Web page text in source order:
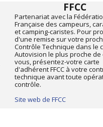
FFCC
Partenariat avec la
Française des campeurs,
et camping-caristes. Pour
d'une remise sur votre
Contrôle Technique dans le
Autovision le plus proche de
vous, présentez-votre carte
d'adhérent FFCC à votre
technique avant toute
contrôle.
Site web de FFCC